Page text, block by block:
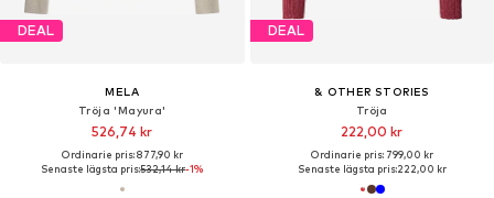
DEAL
MELA
Tröja 'Mayura'
526,74 kr
Ordinarie pris: 877,90 kr
Senaste lägsta pris:532,14 kr-1%
DEAL
& OTHER STORIES
Tröja
222,00 kr
Ordinarie pris: 799,00 kr
Senaste lägsta pris:222,00 kr